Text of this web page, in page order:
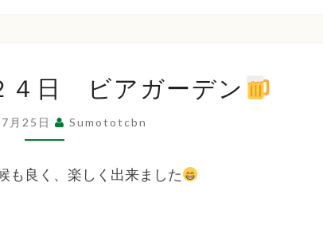
福
会
０
２
６
7
４日 ビアガーデン
7月25日 Sumototcbn
も良く、楽しく出来ました